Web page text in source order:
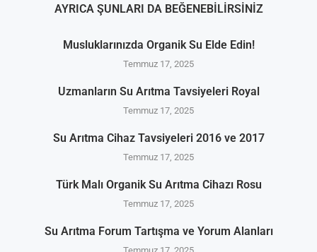
AYRICA ŞUNLARI DA BEĞENEBILIRSINIZ
Musluklarınızda Organik Su Elde Edin!
Temmuz 17, 2025
Uzmanların Su Arıtma Tavsiyeleri Royal
Temmuz 17, 2025
Su Arıtma Cihaz Tavsiyeleri 2016 ve 2017
Temmuz 17, 2025
Türk Malı Organik Su Arıtma Cihazı Rosu
Temmuz 17, 2025
Su Arıtma Forum Tartışma ve Yorum Alanları